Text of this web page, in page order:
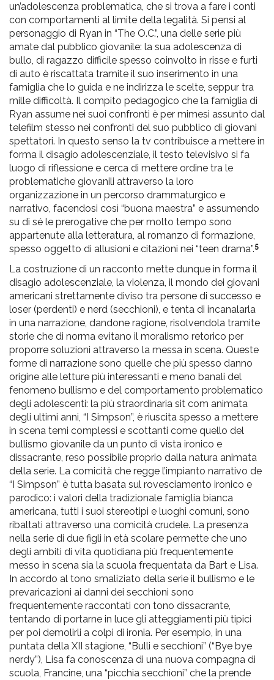
un’adolescenza problematica, che si trova a fare i conti
con comportamenti al limite della legalità. Si pensi al
personaggio di Ryan in “The O.C.”, una delle serie più
amate dal pubblico giovanile: la sua adolescenza di
bullo, di ragazzo difficile spesso coinvolto in risse e furti
di auto è riscattata tramite il suo inserimento in una
famiglia che lo guida e ne indirizza le scelte, seppur tra
mille difficoltà. Il compito pedagogico che la famiglia di
Ryan assume nei suoi confronti è per mimesi assunto dal
telefilm stesso nei confronti del suo pubblico di giovani
spettatori. In questo senso la tv contribuisce a mettere in
forma il disagio adolescenziale, il testo televisivo si fa
luogo di riflessione e cerca di mettere ordine tra le
problematiche giovanili attraverso la loro
organizzazione in un percorso drammaturgico e
narrativo, facendosi così “buona maestra” e assumendo
su di sé le prerogative che per molto tempo sono
appartenute alla letteratura, al romanzo di formazione,
spesso oggetto di allusioni e citazioni nei “teen drama”.5
La costruzione di un racconto mette dunque in forma il
disagio adolescenziale, la violenza, il mondo dei giovani
americani strettamente diviso tra persone di successo e
loser (perdenti) e nerd (secchioni), e tenta di incanalarla
in una narrazione, dandone ragione, risolvendola tramite
storie che di norma evitano il moralismo retorico per
proporre soluzioni attraverso la messa in scena. Queste
forme di narrazione sono quelle che più spesso danno
origine alle letture più interessanti e meno banali del
fenomeno bullismo e del comportamento problematico
degli adolescenti: la più straordinaria sit com animata
degli ultimi anni, “I Simpson”, è riuscita spesso a mettere
in scena temi complessi e scottanti come quello del
bullismo giovanile da un punto di vista ironico e
dissacrante, reso possibile proprio dalla natura animata
della serie. La comicità che regge l’impianto narrativo de
“I Simpson” è tutta basata sul rovesciamento ironico e
parodico: i valori della tradizionale famiglia bianca
americana, tutti i suoi stereotipi e luoghi comuni, sono
ribaltati attraverso una comicità crudele. La presenza
nella serie di due figli in età scolare permette che uno
degli ambiti di vita quotidiana più frequentemente
messo in scena sia la scuola frequentata da Bart e Lisa.
In accordo al tono smaliziato della serie il bullismo e le
prevaricazioni ai danni dei secchioni sono
frequentemente raccontati con tono dissacrante,
tentando di portarne in luce gli atteggiamenti più tipici
per poi demolirli a colpi di ironia. Per esempio, in una
puntata della XII stagione, “Bulli e secchioni” (“Bye bye
nerdy”), Lisa fa conoscenza di una nuova compagna di
scuola, Francine, una “picchia secchioni” che la prende